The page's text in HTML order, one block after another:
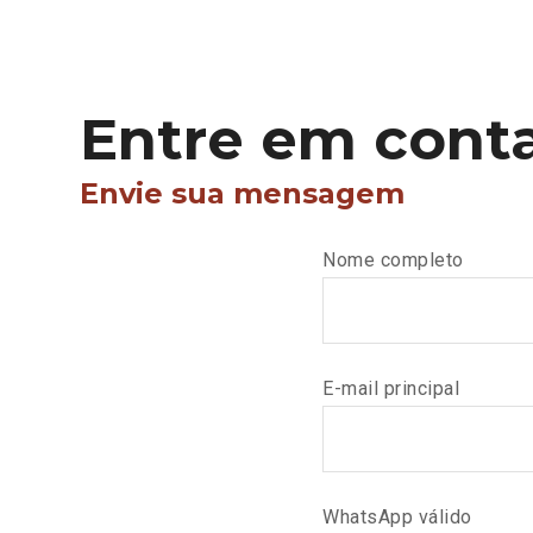
Entre em
Envie sua mensagem
Nome completo
E-mail principal
WhatsApp válido